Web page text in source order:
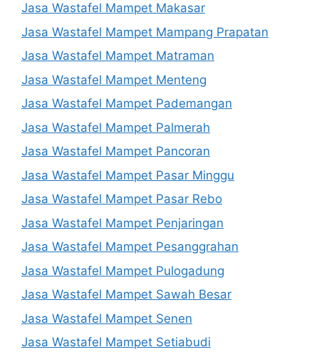
Jasa Wastafel Mampet Makasar
Jasa Wastafel Mampet Mampang Prapatan
Jasa Wastafel Mampet Matraman
Jasa Wastafel Mampet Menteng
Jasa Wastafel Mampet Pademangan
Jasa Wastafel Mampet Palmerah
Jasa Wastafel Mampet Pancoran
Jasa Wastafel Mampet Pasar Minggu
Jasa Wastafel Mampet Pasar Rebo
Jasa Wastafel Mampet Penjaringan
Jasa Wastafel Mampet Pesanggrahan
Jasa Wastafel Mampet Pulogadung
Jasa Wastafel Mampet Sawah Besar
Jasa Wastafel Mampet Senen
Jasa Wastafel Mampet Setiabudi